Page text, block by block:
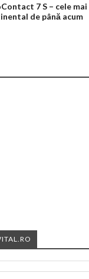
7 S – cele
de până acum